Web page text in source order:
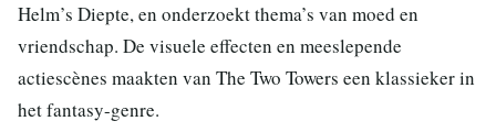
Helm’s Diepte, en onderzoekt thema’s van moed en
vriendschap. De visuele effecten en meeslepende
actiescènes maakten van The Two Towers een klassieker in
het fantasy-genre.